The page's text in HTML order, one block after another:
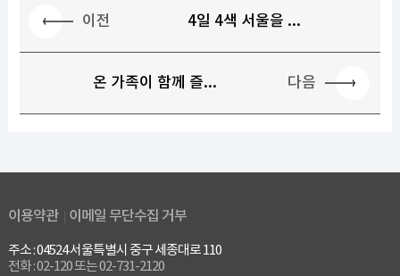
이전 4일 4색 서울을 ...
온 가족이 함께 즐... 다음
이용약관 이메일 무단수집 거부
주소 : 04524 서울특별시 중구 세종대로 110
전화 : 02-120 또는 02-731-2120